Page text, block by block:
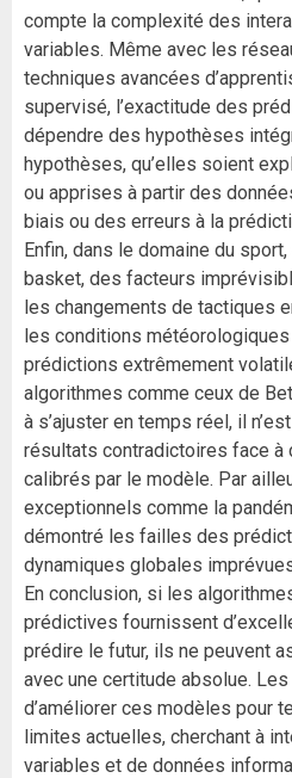
compte la complexité des
variables. Même avec les
techniques avancées
supervisé, l’exactitude des
dépendre des hypothèses
hypothèses, qu’elles soient
ou apprises à partir des
biais ou des erreurs à la
Enfin, dans le domaine du
basket, des facteurs
les changements de tactiques
les conditions
prédictions extrêmement
algorithmes comme ceux de
à s’ajuster en temps réel, il
résultats contradictoires face à
calibrés par le modèle. Par
exceptionnels comme la
démontré les failles des
dynamiques globales
En conclusion, si les
prédictives fournissent
prédire le futur, ils ne peuvent
avec une certitude absolue.
d’améliorer ces modèles pour
limites actuelles, cherchant à
variables et de données